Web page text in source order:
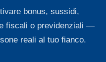
bonus, sussidi,
fiscali o previdenziali —
reali al tuo fianco.